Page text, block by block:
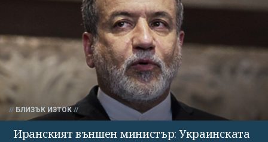
БЛИЗЪК ИЗТОК
Иранският външен министър: Украинската